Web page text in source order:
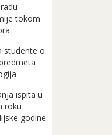
tokom
studente o
ispita u
roku
godine